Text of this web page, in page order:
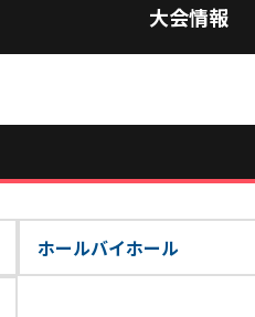
大会情報
ホールバイホール